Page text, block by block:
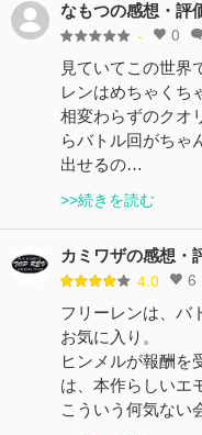
なもつの感想・評
- 0
見ていてこの世界
レンはめちゃくち
相変わらずのクオ
らバトル回がちゃ
出せるの…
>>続きを読む
カミワザの感想・
4.0 6
フリーレンは、バ
お気に入り。
ヒンメルが報酬を
は、本作らしいエ
こういう何気ない